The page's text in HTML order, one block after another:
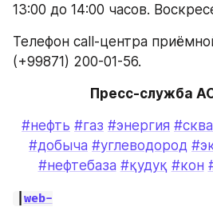
13:00 до 14:00 часов.
Телефон call-центра
(+99871) 200-01-56.
Пресс-служба
#нефть #газ #энергия
#добыча #углеводород
#нефтебаза #қудуқ #кон
web-